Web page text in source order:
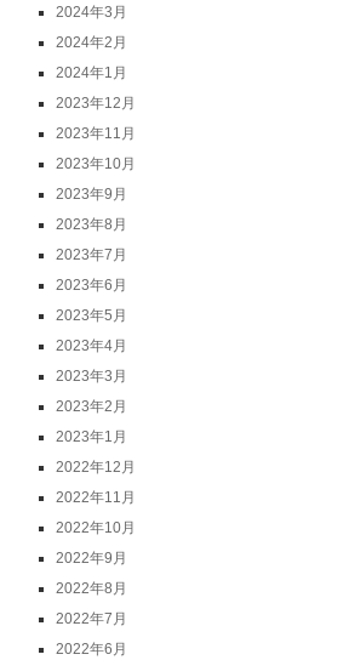
2024年3月
2024年2月
2024年1月
2023年12月
2023年11月
2023年10月
2023年9月
2023年8月
2023年7月
2023年6月
2023年5月
2023年4月
2023年3月
2023年2月
2023年1月
2022年12月
2022年11月
2022年10月
2022年9月
2022年8月
2022年7月
2022年6月